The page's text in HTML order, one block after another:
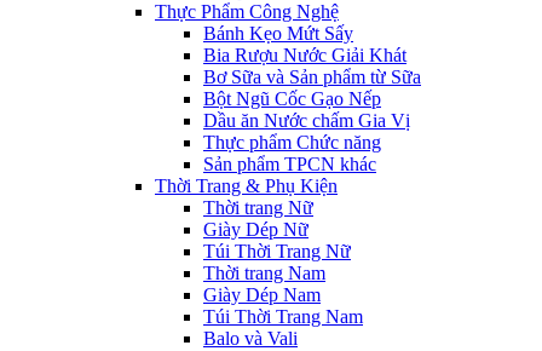
Thực Phẩm Công Nghệ
Bánh Kẹo Mứt Sấy
Bia Rượu Nước Giải Khát
Bơ Sữa và Sản phẩm từ Sữa
Bột Ngũ Cốc Gạo Nếp
Dầu ăn Nước chấm Gia Vị
Thực phẩm Chức năng
Sản phẩm TPCN khác
Thời Trang & Phụ Kiện
Thời trang Nữ
Giày Dép Nữ
Túi Thời Trang Nữ
Thời trang Nam
Giày Dép Nam
Túi Thời Trang Nam
Balo và Vali